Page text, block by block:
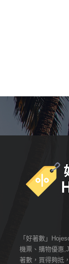
「好著數」
機票、購物優惠
著數，買得夠抵